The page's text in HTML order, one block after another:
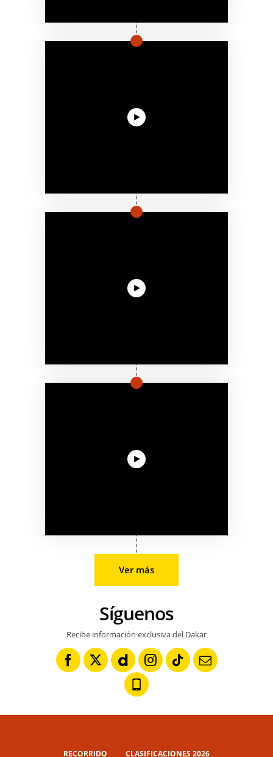
Ver más
Síguenos
Recibe información exclusiva del Dakar
RECORRIDO CLASIFICACIONES 2026